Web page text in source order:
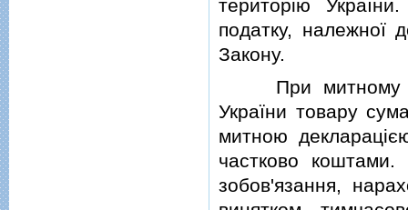
територiю
податку, належної
Закону.
При митному
України товару
митною
частково
зобов'язання,